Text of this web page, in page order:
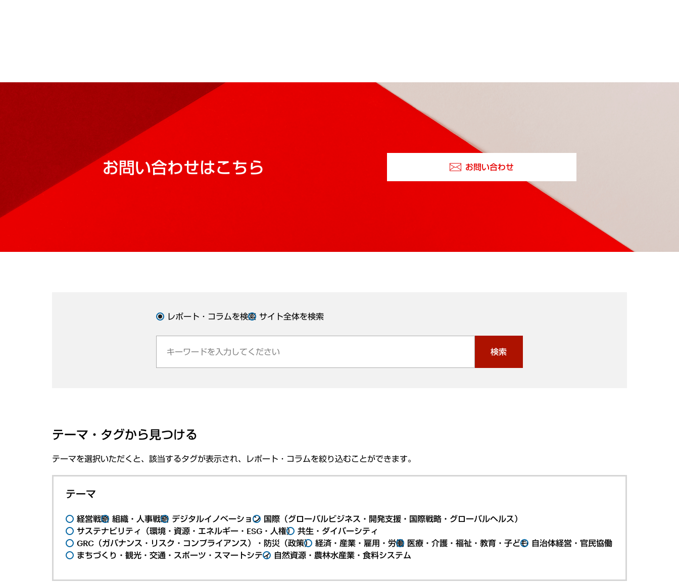
お問い合わせはこちら お問い合わせ
レポート・コラムを検索 サイト全体を検索
検索
テーマ・タグから見つける
テーマを選択いただくと、該当するタグが表示され、レポート・コラムを絞り込むことができます。
テーマ
経営戦略 組織・人事戦略 デジタルイノベーション 国際（グローバルビジネス・開発支援・国際戦略・グローバルヘルス）
サステナビリティ（環境・資源・エネルギー・ESG・人権） 共生・ダイバーシティ
GRC（ガバナンス・リスク・コンプライアンス）・防災（政策） 経済・産業・雇用・労働 医療・介護・福祉・教育・子ども 自治体経営・官民協働
まちづくり・観光・交通・スポーツ・スマートシティ 自然資源・農林水産業・食料システム